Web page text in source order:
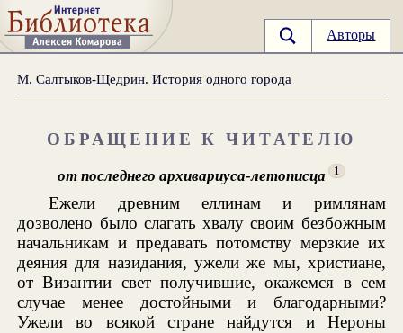
Авторы
М. Салтыков-Щедрин.История одного города
ОБРАЩЕНИЕ К ЧИТАТЕЛЮ
от последнего архивариуса-летописца 1
Ежели древним еллинам и римлянам
дозволено было слагать хвалу своим безбожным
начальникам и предавать потомству мерзкие их
деяния для назидания, ужели же мы, христиане,
от Византии свет получившие, окажемся в сем
случае менее достойными и благодарными?
Ужели во всякой стране найдутся и Нероны